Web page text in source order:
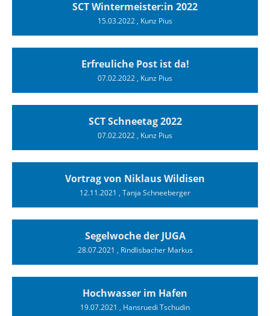
SCT Wintermeister:in 2022
15.03.2022, Kunz Pius
Erfreuliche Post ist da!
07.02.2022, Kunz Pius
SCT Schneetag 2022
07.02.2022, Kunz Pius
Vortrag von Niklaus Wildisen
12.11.2021 , Tanja Schneeberger
Segelwoche der JUGA
28.07.2021 , Rindlisbacher Markus
Hochwasser im Hafen
19.07.2021 , Hansruedi Tschudin